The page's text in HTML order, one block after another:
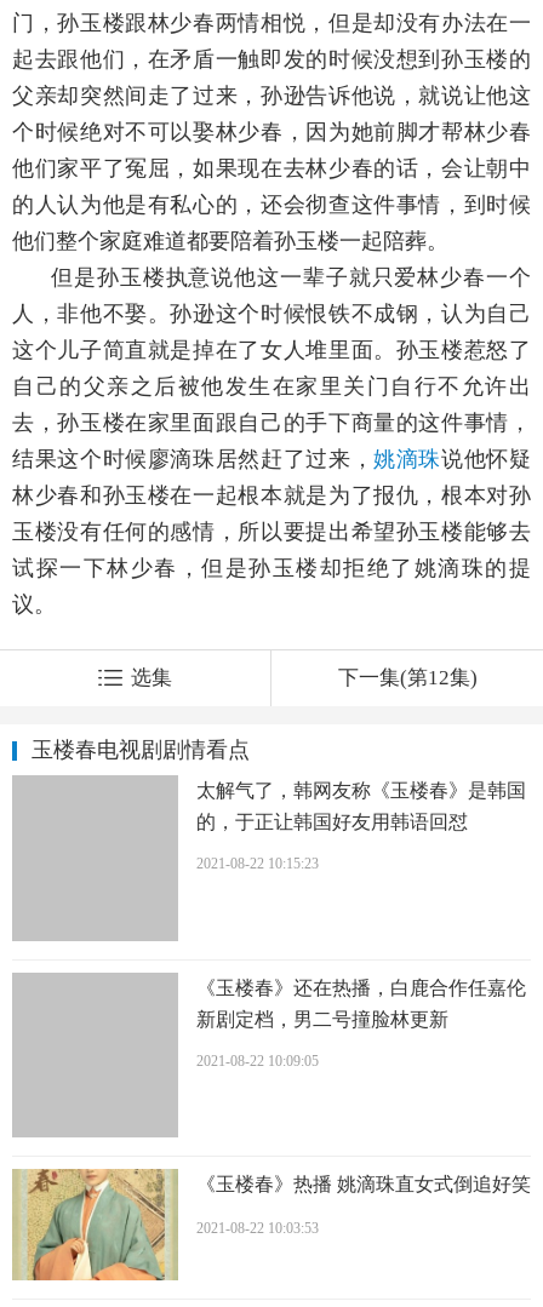
门，孙玉楼跟林少春两情相悦，但是却没有办法在一
起去跟他们，在矛盾一触即发的时候没想到孙玉楼的
父亲却突然间走了过来，孙逊告诉他说，就说让他这
个时候绝对不可以娶林少春，因为她前脚才帮林少春
他们家平了冤屈，如果现在去林少春的话，会让朝中
的人认为他是有私心的，还会彻查这件事情，到时候
他们整个家庭难道都要陪着孙玉楼一起陪葬。
但是孙玉楼执意说他这一辈子就只爱林少春一个
人，非他不娶。孙逊这个时候恨铁不成钢，认为自己
这个儿子简直就是掉在了女人堆里面。孙玉楼惹怒了
自己的父亲之后被他发生在家里关门自行不允许出
去，孙玉楼在家里面跟自己的手下商量的这件事情，
结果这个时候廖滴珠居然赶了过来，姚滴珠说他怀疑
林少春和孙玉楼在一起根本就是为了报仇，根本对孙
玉楼没有任何的感情，所以要提出希望孙玉楼能够去
试探一下林少春，但是孙玉楼却拒绝了姚滴珠的提
议。
选集 下一集(第12集)
玉楼春电视剧剧情看点
太解气了，韩网友称《玉楼春》是韩国
的，于正让韩国好友用韩语回怼
2021-08-22 10:15:23
《玉楼春》还在热播，白鹿合作任嘉伦
新剧定档，男二号撞脸林更新
2021-08-22 10:09:05
《玉楼春》热播 姚滴珠直女式倒追好笑
2021-08-22 10:03:53